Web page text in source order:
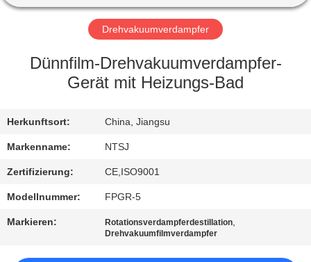
FABRIK-
AUSFLUG
QUALITÄTSKONTROLLE
TRETEN
SIE
MIT
UNS
IN
VERBINDUNG
Drehvakuumverdampfer
Dünnfilm-Drehvakuumverdampfer-
Gerät mit Heizungs-Bad
Herkunftsort: China, Jiangsu
Markenname: NTSJ
Zertifizierung: CE,ISO9001
Modellnummer: FPGR-5
Markieren: Rotationsverdampferdestillation,
Drehvakuumfilmverdampfer